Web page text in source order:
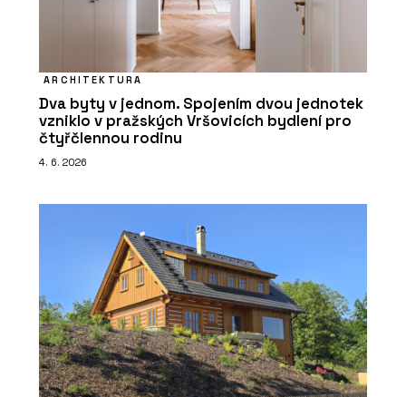
ARCHITEKTURA
Dva byty v jednom. Spojením dvou jednotek
vzniklo v pražských Vršovicích bydlení pro
čtyřčlennou rodinu
4. 6. 2026